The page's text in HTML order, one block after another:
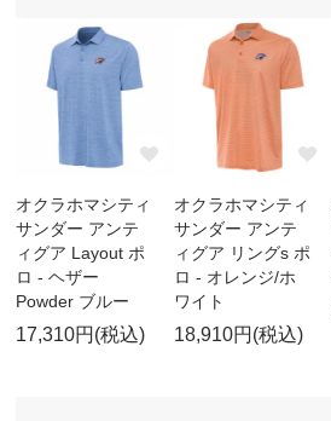
オクラホマシティ
サンダー アンテ
ィグア Layout ポ
ロ - ヘザー
Powder ブルー
17,310円(税込)
オクラホマシティ
サンダー アンテ
ィグア リングs ポ
ロ - オレンジ/ホ
ワイト
18,910円(税込)